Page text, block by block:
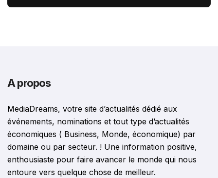
A propos
MediaDreams, votre site d’actualités dédié aux
événements, nominations et tout type d’actualités
économiques ( Business, Monde, économique) par
domaine ou par secteur. ! Une information positive,
enthousiaste pour faire avancer le monde qui nous
entoure vers quelque chose de meilleur.